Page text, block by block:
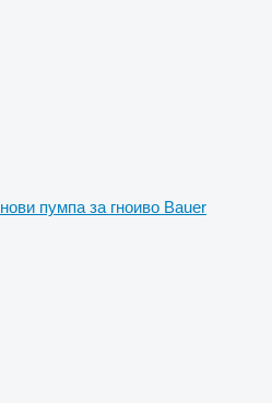
нови пумпа за гноиво Bauer